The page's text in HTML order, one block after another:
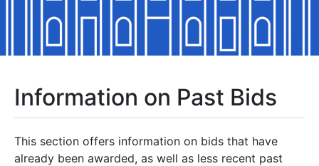
Show/Hide
Show/Hide
Information on Past Bids
This section offers information on bids that have
already been awarded, as well as less recent past